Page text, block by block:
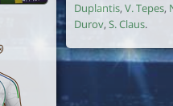
Duplantis, V. Tepes,
Durov, S. Claus.